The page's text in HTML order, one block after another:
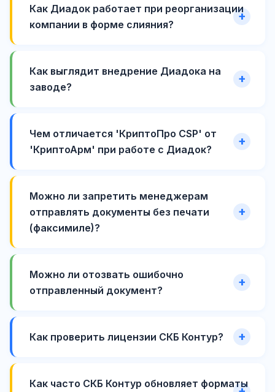
Как Диадок работает при реорганизации
компании в форме слияния?
Как выглядит внедрение Диадока на
заводе?
Чем отличается 'КриптоПро CSP' от
'КриптоАрм' при работе с Диадок?
Можно ли запретить менеджерам
отправлять документы без печати
(факсимиле)?
Можно ли отозвать ошибочно
отправленный документ?
Как проверить лицензии СКБ Контур?
Как часто СКБ Контур обновляет форматы